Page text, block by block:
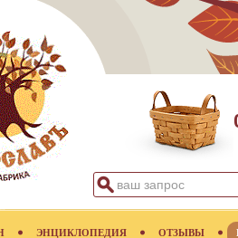
ЭНЦИКЛОПЕДИЯ ОТЗЫВЫ